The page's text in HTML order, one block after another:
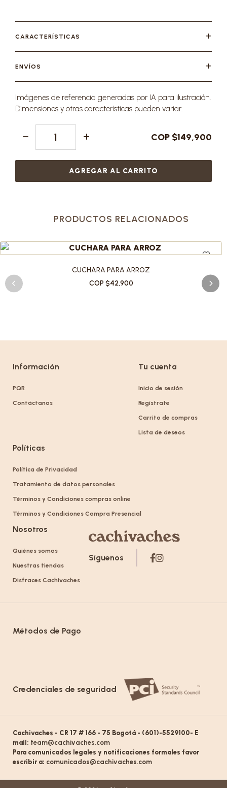
CARACTERÍSTICAS
ENVÍOS
Imágenes de referencia generadas por IA para ilustración.
Dimensiones y otras características pueden variar.
COP $149,900
AGREGAR AL CARRITO
PRODUCTOS RELACIONADOS
CUCHARA PARA ARROZ
COP $42,900
Información
PQR
Contáctanos
Tu cuenta
Inicio de sesión
Regístrate
Carrito de compras
Lista de deseos
Políticas
Política de Privacidad
Tratamiento de datos personales
Términos y Condiciones compras online
Términos y Condiciones Compra Presencial
Nosotros
Quiénes somos
Nuestras tiendas
Disfraces Cachivaches
Síguenos
Métodos de Pago
Credenciales de seguridad
Cachivaches - CR 17 # 166 - 75 Bogotá - (601)-5529100- E
mail: team@cachivaches.com
Para comunicados legales y notificaciones formales favor
escribir a: comunicados@cachivaches.com